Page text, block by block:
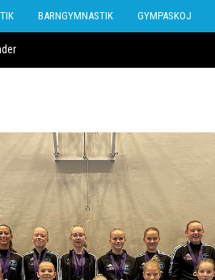
BARNGYMNASTIK GYMPASKOJ